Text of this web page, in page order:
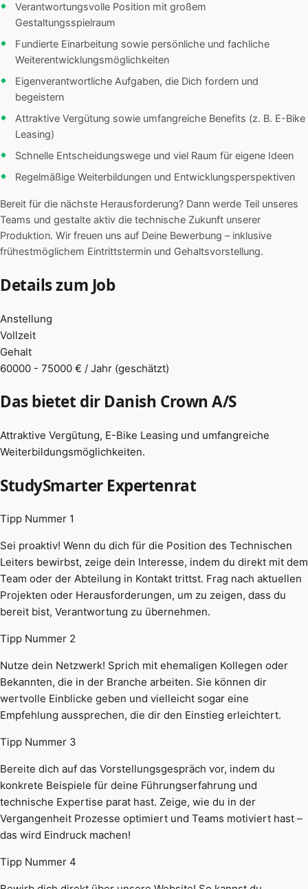
Verantwortungsvolle Position mit großem
Gestaltungsspielraum
Fundierte Einarbeitung sowie persönliche und fachliche
Weiterentwicklungsmöglichkeiten
Eigenverantwortliche Aufgaben, die Dich fordern und
begeistern
Attraktive Vergütung sowie umfangreiche Benefits (z. B. E-Bike
Leasing)
Schnelle Entscheidungswege und viel Raum für eigene Ideen
Regelmäßige Weiterbildungen und Entwicklungsperspektiven
Bereit für die nächste Herausforderung? Dann werde Teil unseres
Teams und gestalte aktiv die technische Zukunft unserer
Produktion. Wir freuen uns auf Deine Bewerbung – inklusive
frühestmöglichem Eintrittstermin und Gehaltsvorstellung.
Details zum Job
Anstellung
Vollzeit
Gehalt
60000 - 75000 € / Jahr (geschätzt)
Das bietet dir Danish Crown A/S
Attraktive Vergütung, E-Bike Leasing und umfangreiche
Weiterbildungsmöglichkeiten.
StudySmarter Expertenrat
Tipp Nummer 1
Sei proaktiv! Wenn du dich für die Position des Technischen
Leiters bewirbst, zeige dein Interesse, indem du direkt mit dem
Team oder der Abteilung in Kontakt trittst. Frag nach aktuellen
Projekten oder Herausforderungen, um zu zeigen, dass du
bereit bist, Verantwortung zu übernehmen.
Tipp Nummer 2
Nutze dein Netzwerk! Sprich mit ehemaligen Kollegen oder
Bekannten, die in der Branche arbeiten. Sie können dir
wertvolle Einblicke geben und vielleicht sogar eine
Empfehlung aussprechen, die dir den Einstieg erleichtert.
Tipp Nummer 3
Bereite dich auf das Vorstellungsgespräch vor, indem du
konkrete Beispiele für deine Führungserfahrung und
technische Expertise parat hast. Zeige, wie du in der
Vergangenheit Prozesse optimiert und Teams motiviert hast –
das wird Eindruck machen!
Tipp Nummer 4